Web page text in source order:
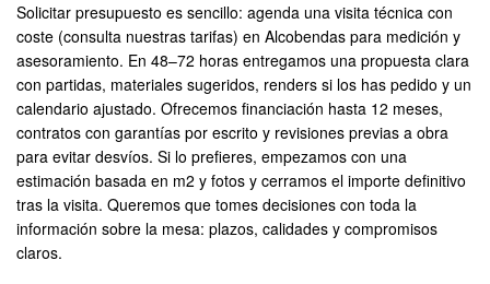
Solicitar presupuesto es sencillo: agenda una visita técnica con
coste (consulta nuestras tarifas) en Alcobendas para medición y
asesoramiento. En 48–72 horas entregamos una propuesta clara
con partidas, materiales sugeridos, renders si los has pedido y un
calendario ajustado. Ofrecemos financiación hasta 12 meses,
contratos con garantías por escrito y revisiones previas a obra
para evitar desvíos. Si lo prefieres, empezamos con una
estimación basada en m2 y fotos y cerramos el importe definitivo
tras la visita. Queremos que tomes decisiones con toda la
información sobre la mesa: plazos, calidades y compromisos
claros.